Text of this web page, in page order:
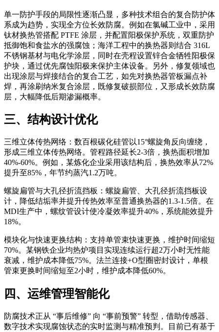
单一防护手段的局限性逐渐凸显，多种技术组合的复合防护体
系成为趋势，实现全方位长效防腐。例如在氯碱工业中，采用
钛材换热管搭配 PTFE 涂层，并配置阳极保护系统，双重防护
抵御饱和食盐水的强腐蚀；海洋工程中的换热器则结合 316L
不锈钢基材与电化学涂层，同时在壳程设置锌合金牺牲阳极保
护块，通过优先腐蚀阳极来保护主体设备。另外，修复领域也
出现涂层与焊接结合的复合工艺，如先对换热器管板漏点补
焊，再涂刷纳米复合涂层，既修复破损部位，又形成长效防腐
层，大幅降低后期渗漏概率。
三、结构设计优化
三维立体传热网络：数百根碳化硅管以15°螺旋角反向缠绕，
形成三维立体传热网络。管程路径延长2-3倍，换热面积增加
40%-60%。例如，某炼化企业采用该结构后，换热效率从72%
提升至85%，年节约蒸汽1.2万吨。
螺旋扁管与大孔径折流挡板：螺旋扁管、大孔径折流挡板设
计，降低结垢率并提升传热效率至普通换热器的1.3-1.5倍。在
MDI生产中，螺纹管设计使冷凝效率提升40%，系统能效提升
18%。
模块化与快速更换结构：支持单管束快速更换，维护时间缩短
70%。某钢铁企业均热炉项目实现连续运行超2万小时无性能
衰减，维护成本降低75%。法兰连接+O型圈密封设计，单根
管束更换时间缩短至2小时，维护成本降低60%。
四、运维管理智能化
防腐技术正从 “事后维修” 向 “事前预警” 转型，借助传感器、
数字技术实现腐蚀状态的实时监测与精准预判。目前已有基于